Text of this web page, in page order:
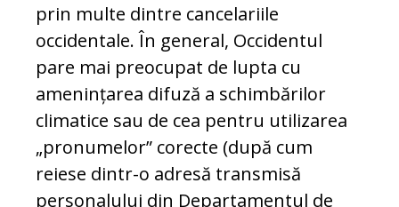
prin multe dintre cancelariile
occidentale. În general, Occidentul
pare mai preocupat de lupta cu
amenințarea difuză a schimbărilor
climatice sau de cea pentru utilizarea
„pronumelor” corecte (după cum
reiese dintr-o adresă transmisă
personalului din Departamentul de